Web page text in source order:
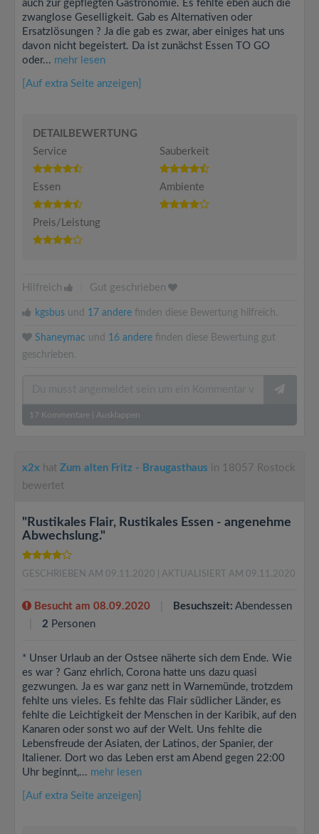
auch zur gepflegten Gastronomie. Es fehlte eben auch die
zwanglose Geselligkeit. Gab es Alternativen oder
Ersatzlösungen ? Ja die gab es zwar, aber einiges hat uns
davon nicht begeistert. Da ist zunächst Essen TO GO
oder... mehr lesen
[Auf extra Seite anzeigen]
DETAILBEWERTUNG
Service
Sauberkeit
Essen Ambiente
Preis/Leistung
Hilfreich Gut geschrieben
kgsbus und 17 andere finden diese Bewertung hilfreich.
Shaneymac und 16 andere finden diese Bewertung gut
geschrieben.
17 Kommentare Ausklappen
x2x hat Zum alten Fritz - Braugasthaus in 18057 Rostock
bewertet
"Rustikales Flair, Rustikales Essen - angenehme
Abwechslung."
GESCHRIEBEN AM 09.11.2020 | AKTUALISIERT AM 09.11.2020
Besucht am 08.09.2020 Besuchszeit: Abendessen
2 Personen
* Unser Urlaub an der Ostsee näherte sich dem Ende. Wie
es war ? Ganz ehrlich, Corona hatte uns dazu quasi
gezwungen. Ja es war ganz nett in Warnemünde, trotzdem
fehlte uns vieles. Es fehlte das Flair südlicher Länder, es
fehlte die Leichtigkeit der Menschen in der Karibik, auf den
Kanaren oder sonst wo auf der Welt. Uns fehlte die
Lebensfreude der Asiaten, der Latinos, der Spanier, der
Italiener. Dort wo das Leben erst am Abend gegen 22:00
Uhr beginnt,... mehr lesen
[Auf extra Seite anzeigen]